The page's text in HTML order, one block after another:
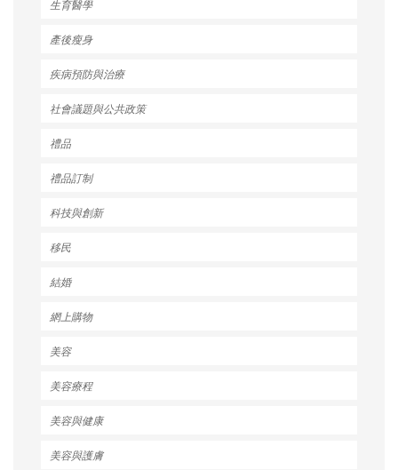
生育醫學
產後瘦身
疾病預防與治療
社會議題與公共政策
禮品
禮品訂制
科技與創新
移民
結婚
網上購物
美容
美容療程
美容與健康
美容與護膚